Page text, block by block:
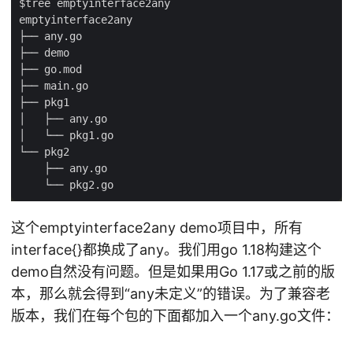
这个emptyinterface2any demo项目中，所有
interface{}都换成了any。我们用go 1.18构建这个
demo自然没有问题。但是如果用Go 1.17或之前的版
本，那么就会得到“any未定义”的错误。为了兼容老
版本，我们在每个包的下面都加入一个any.go文件：